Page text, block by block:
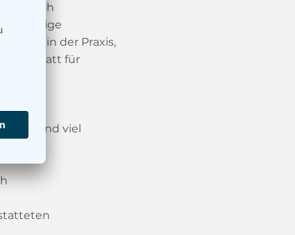
als auch
vielseitige
in der Praxis,
Werkstatt für
und viel